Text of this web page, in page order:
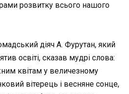
розвитку всього нашого
діяч А. Фурутан, який
освіті, сказав мудрі слова:
квітам у величезному
вітерець і весняне сонце,